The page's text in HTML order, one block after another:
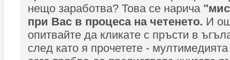
нещо заработва? Това се нарича
при Вас в процеса на четенето. И
опитвайте да кликате с пръсти в
след като я прочетете -